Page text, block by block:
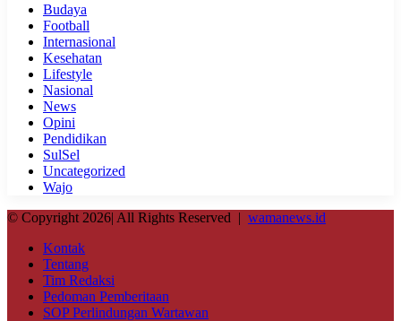
Budaya
Football
Internasional
Kesehatan
Lifestyle
Nasional
News
Opini
Pendidikan
SulSel
Uncategorized
Wajo
© Copyright 2026| All Rights Reserved | wamanews.id
Kontak
Tentang
Tim Redaksi
Pedoman Pemberitaan
SOP Perlindungan Wartawan